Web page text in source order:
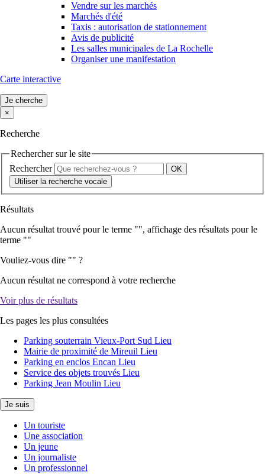
Vendre sur les marchés
Marchés d'été
Taxis : autorisation de stationnement
Avis de publicité
Les salles municipales de La Rochelle
Organiser une manifestation
Carte interactive
Je cherche
×
Recherche
Rechercher sur le site
Rechercher
Utiliser la recherche vocale
Résultats
Aucun résultat trouvé pour le terme "", affichage des résultats pour le
terme ""
Vouliez-vous dire "" ?
Aucun résultat ne correspond à votre recherche
Voir plus de résultats
Les pages les plus consultées
Parking souterrain Vieux-Port Sud Lieu
Mairie de proximité de Mireuil Lieu
Parking en enclos Encan Lieu
Service des objets trouvés Lieu
Parking Jean Moulin Lieu
Je suis
Un touriste
Une association
Un jeune
Un journaliste
Un professionnel